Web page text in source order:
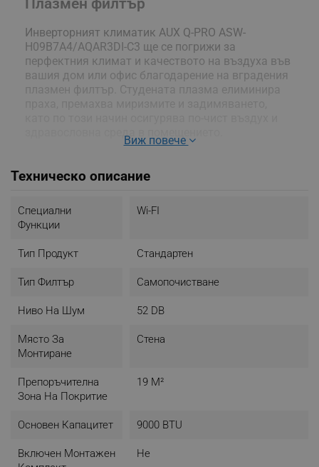
Плазмен филтър
Инверторният климатик AUX Q-PRO ASW-
H09B7A4/AQAR3DI-C3 ще се погрижи за
перфектния климат и качеството на въздуха във
вашия дом или офис благодарение на вградения
плазмен филтър. Студената плазма елиминира
здравословна среда в помещението.
Самопочистване
Климатиците AUX J-Smart разполагат с функция
за самопочистване. Чрез нея климатикът ще
кратко време – първо работи в режим на
отстранява натрупаните прах и бактерии, след
Виж повече
Техническо описание
Специални
Функции
Wi-FI
Тип Продукт Стандартен
Тип Филтър Самопочистване
Ниво На Шум 52 DB
Място За
Монтиране
Стена
Препоръчителна
Зона На Покритие
19 М²
Основен Капацитет 9000 BTU
Включен Монтажен
Не